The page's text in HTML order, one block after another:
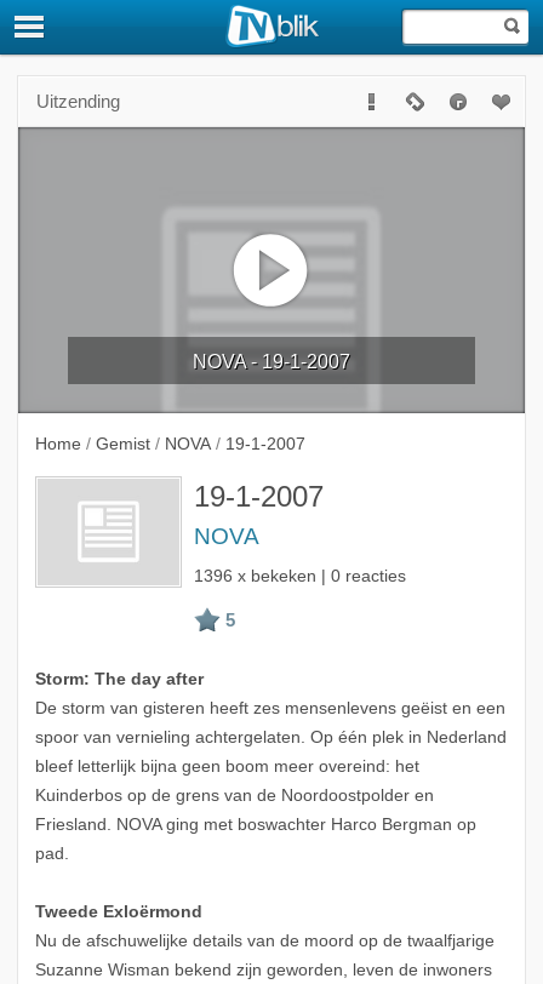
Uitzending
NOVA - 19-1-2007
Home / Gemist / NOVA / 19-1-2007
19-1-2007
NOVA
1396 x bekeken | 0 reacties
Storm: The day after
De storm van gisteren heeft zes mensenlevens geëist en een
spoor van vernieling achtergelaten. Op één plek in Nederland
bleef letterlijk bijna geen boom meer overeind: het
Kuinderbos op de grens van de Noordoostpolder en
Friesland. NOVA ging met boswachter Harco Bergman op
pad.
Tweede Exloërmond
Nu de afschuwelijke details van de moord op de twaalfjarige
Suzanne Wisman bekend zijn geworden, leven de inwoners